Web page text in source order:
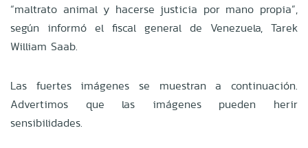
“maltrato animal y hacerse justicia por mano propia”,
según informó el fiscal general de Venezuela, Tarek
William Saab.
Las fuertes imágenes se muestran a continuación.
Advertimos que las imágenes pueden herir
sensibilidades.